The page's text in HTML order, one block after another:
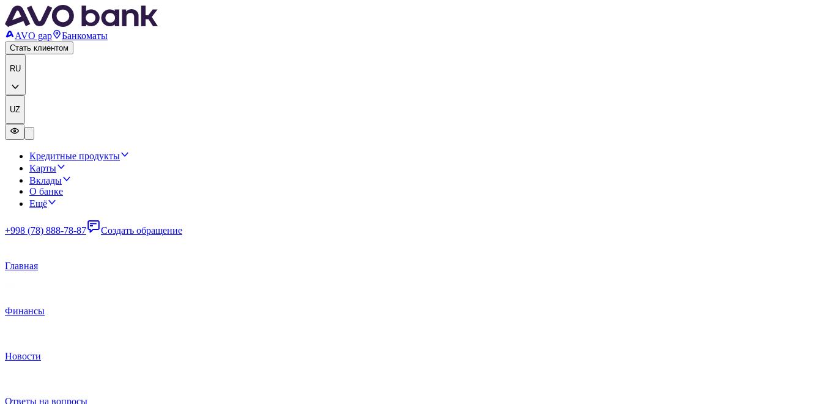
AVO gap Банкоматы
Стать клиентом
RU
UZ
Кредитные продукты
Карты
Вклады
О банке
Ещё
+998 (78) 888-78-87 Создать обращение
Главная
Финансы
Новости
Ответы на вопросы